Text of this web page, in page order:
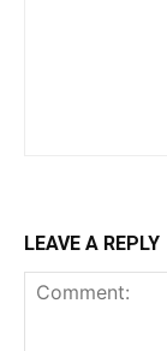
LEAVE A REPLY